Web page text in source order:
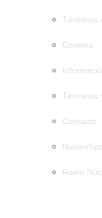
Términos
Cookies
Términos
Contacto
Radio